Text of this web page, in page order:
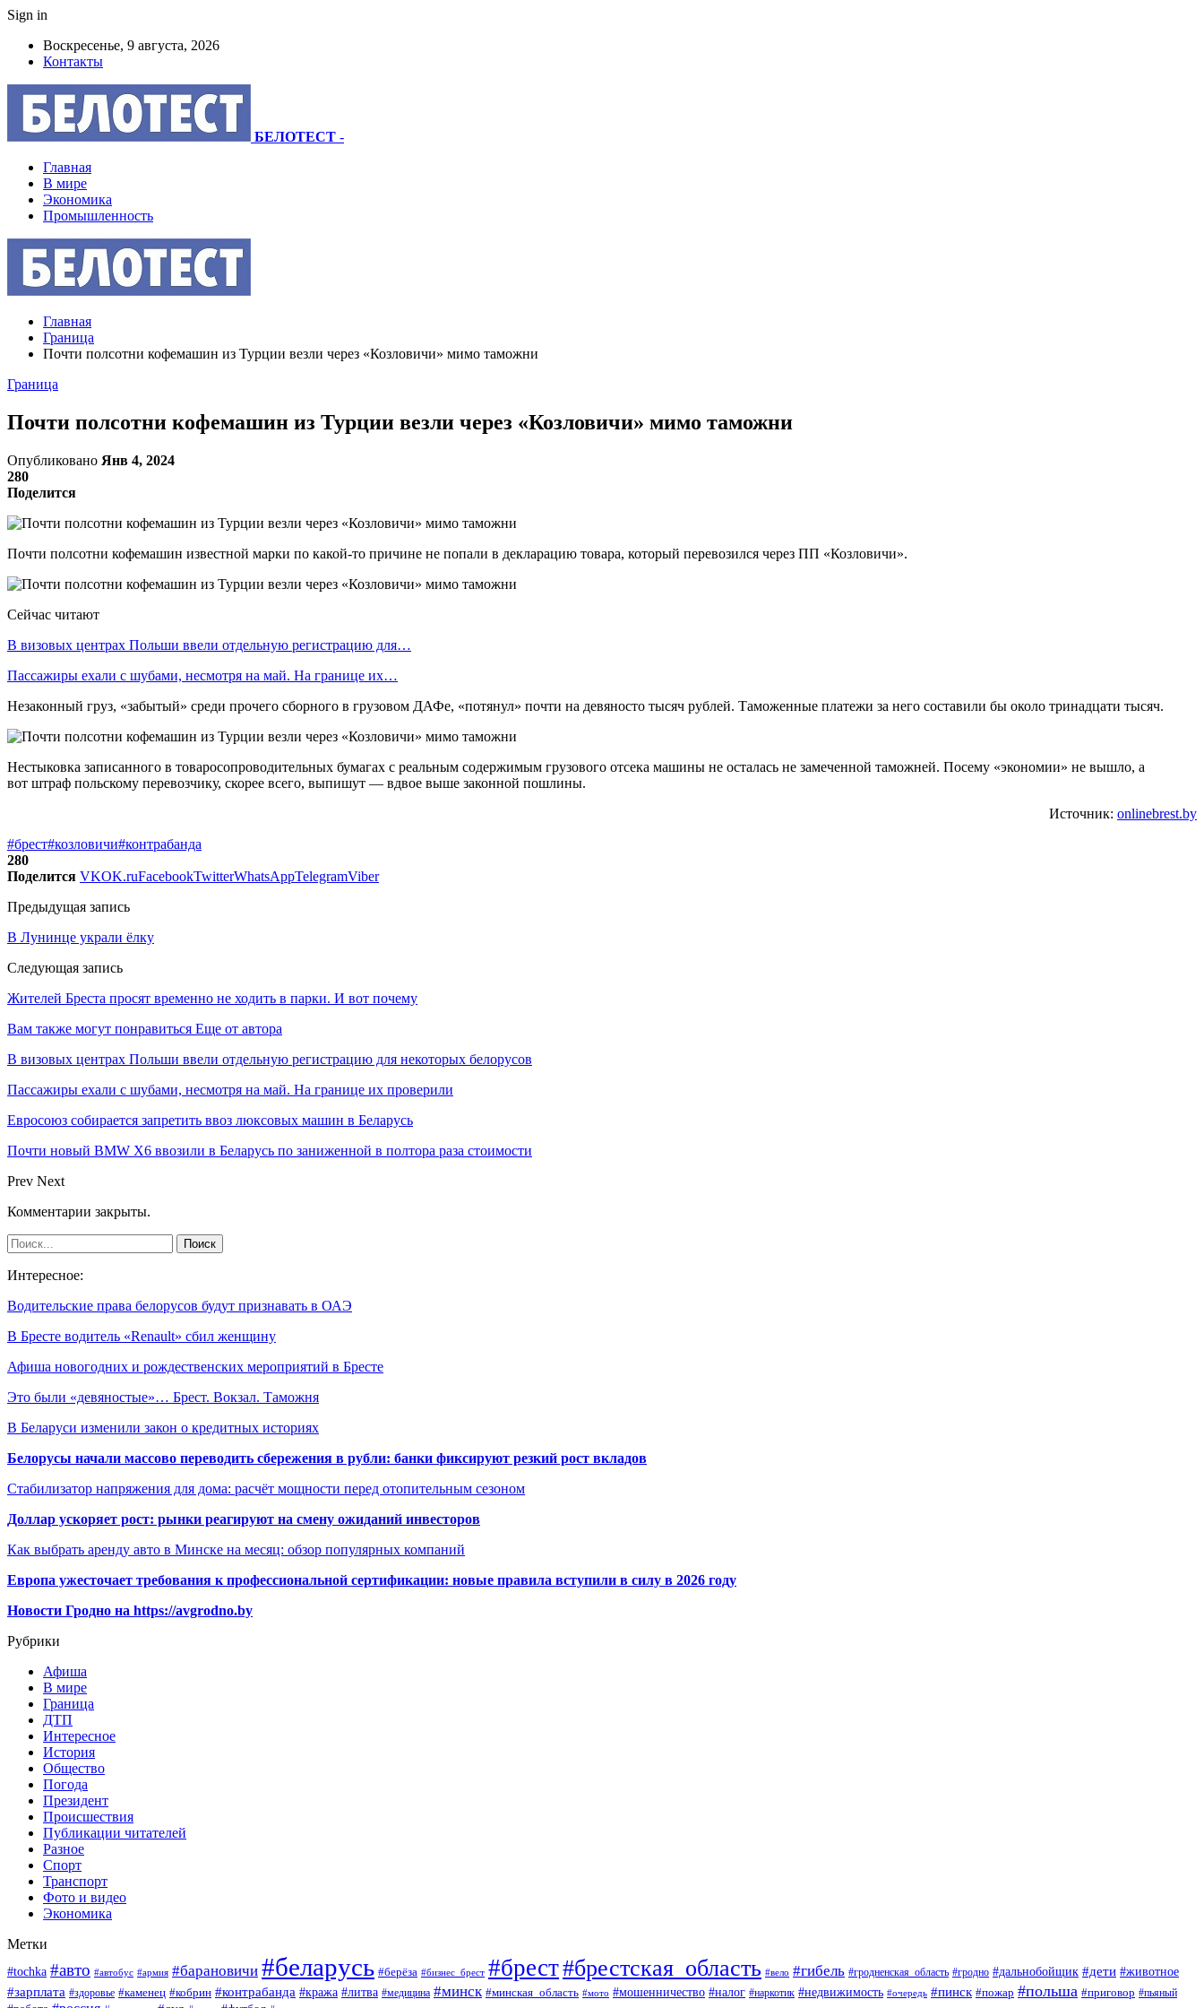
Sign in
Воскресенье, 9 августа, 2026
Контакты
БЕЛОТЕСТ -
Главная
В мире
Экономика
Промышленность
Главная
Граница
Почти полсотни кофемашин из Турции везли через «Козловичи» мимо таможни
Граница
Почти полсотни кофемашин из Турции везли через «Козловичи» мимо таможни
Опубликовано Янв 4, 2024
280
Поделится
Почти полсотни кофемашин известной марки по какой-то причине не попали в декларацию товара, который перевозился через ПП «Козловичи».
Сейчас читают
В визовых центрах Польши ввели отдельную регистрацию для…
Пассажиры ехали с шубами, несмотря на май. На границе их…
Незаконный груз, «забытый» среди прочего сборного в грузовом ДАФе, «потянул» почти на девяносто тысяч рублей. Таможенные платежи за него составили бы около тринадцати тысяч.
Нестыковка записанного в товаросопроводительных бумагах с реальным содержимым грузового отсека машины не осталась не замеченной таможней. Посему «экономии» не вышло, а
вот штраф польскому перевозчику, скорее всего, выпишут — вдвое выше законной пошлины.
Источник: onlinebrest.by
#брест#козловичи#контрабанда
280
Поделится VKOK.ruFacebookTwitterWhatsAppTelegramViber
Предыдущая запись
В Лунинце украли ёлку
Следующая запись
Жителей Бреста просят временно не ходить в парки. И вот почему
Вам также могут понравиться Еще от автора
В визовых центрах Польши ввели отдельную регистрацию для некоторых белорусов
Пассажиры ехали с шубами, несмотря на май. На границе их проверили
Евросоюз собирается запретить ввоз люксовых машин в Беларусь
Почти новый BMW X6 ввозили в Беларусь по заниженной в полтора раза стоимости
Prev Next
Комментарии закрыты.
Интересное:
Водительские права белорусов будут признавать в ОАЭ
В Бресте водитель «Renault» сбил женщину
Афиша новогодних и рождественских мероприятий в Бресте
Это были «девяностые»… Брест. Вокзал. Таможня
В Беларуси изменили закон о кредитных историях
Белорусы начали массово переводить сбережения в рубли: банки фиксируют резкий рост вкладов
Стабилизатор напряжения для дома: расчёт мощности перед отопительным сезоном
Доллар ускоряет рост: рынки реагируют на смену ожиданий инвесторов
Как выбрать аренду авто в Минске на месяц: обзор популярных компаний
Европа ужесточает требования к профессиональной сертификации: новые правила вступили в силу в 2026 году
Новости Гродно на https://avgrodno.by
Рубрики
Афиша
В мире
Граница
ДТП
Интересное
История
Общество
Погода
Президент
Происшествия
Публикации читателей
Разное
Спорт
Транспорт
Фото и видео
Экономика
Метки
#tochka #авто #автобус #армия #барановичи #беларусь #берёза #бизнес_брест #брест#брестская_область #вело #гибель #гродненская_область #гродно #дальнобойщик #дети #животное
#зарплата #здоровье #каменец #кобрин #контрабанда #кража #литва #медицина #минск #минская_область #мото #мошенничество #налог #наркотик #недвижимость #очередь #пинск #пожар #польша #приговор #пьяный